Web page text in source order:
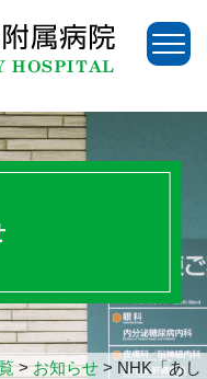
>お知らせ > NHK「あし